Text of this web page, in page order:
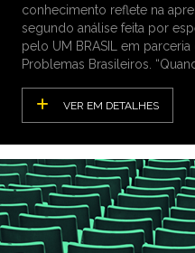
conhecimento reflete na
segundo análise feita por
pelo UM BRASIL em
Problemas Brasileiros.
VER EM DETALHES